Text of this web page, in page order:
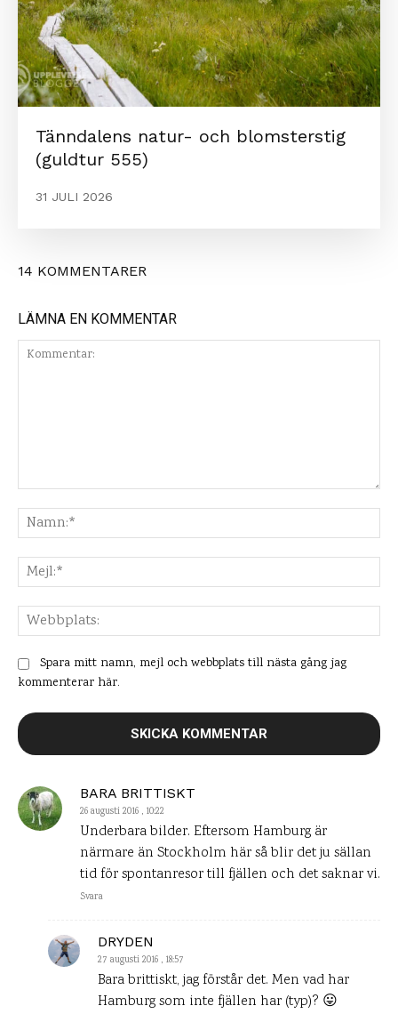
Tänndalens natur- och blomsterstig
(guldtur 555)
31 JULI 2026
14 KOMMENTARER
BARA BRITTISKT
26 augusti 2016 , 10:22
Underbara bilder. Eftersom Hamburg är
närmare än Stockholm här så blir det ju sällan
tid för spontanresor till fjällen och det saknar vi.
Svara
DRYDEN
27 augusti 2016 , 18:57
Bara brittiskt, jag förstår det. Men vad har
Hamburg som inte fjällen har (typ)? 😛
LÄMNA EN KOMMENTAR
Spara mitt namn, mejl och webbplats till nästa gång jag
kommenterar här.